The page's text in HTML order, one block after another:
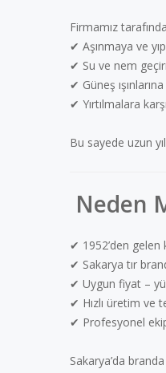
Firmamız
✔ Aşınmaya ve
✔ Su ve nem
✔ Güneş
✔ Yırtılmalara
Bu sayede uzun
Neden
✔ 1952’den gelen
✔ Sakarya tır
✔ Uygun fiyat –
✔ Hızlı üretim ve
✔ Profesyonel
Sakarya’da